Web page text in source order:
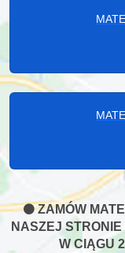
ZAMÓW
NASZEJ
W CIĄGU